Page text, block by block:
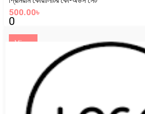
500.00৳
0
View